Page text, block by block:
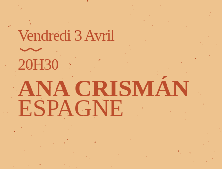
Vendredi 3 Avril
20H30
ANA CRISMÁN
ESPAGNE